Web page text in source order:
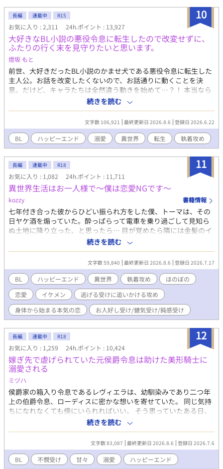
10
長編 連載中 R15
お気に入り : 2,311 24h.ポイント : 13,927
大好きなBL小説の悪役令息に転生したので改変せずに、
ふたりの行く末を見守りたいと思います。
燈坂 もと
前世、大好きだったBL小説のかませ犬である悪役令息に転生した
主人公。お話を改変したくないので、お話通りに動くことを決
意。だけど、キャラたちは全然違う動きを始めて…？！ 本当なら
恋しないはずの悪役令息に恋しちゃった公爵様×思い込みの激し
い転生悪役(?)令息のラブコメです。 ※小説家になろうさんでも連
載を開始しました。 徐々に転載しているので更新はアルファポリ
スさんの方が早いですが、いつか更新が追いついたら同時更新に
なる予定です。
続きを読む
文字数 106,921 最終更新日 2026.8.6 登録日 2026.6.22
BL ハッピーエンド 溺愛 異世界 転生 執着攻め
11
長編 連載中 R18
お気に入り : 1,082 24h.ポイント : 11,711
異世界生活はお一人様で～僕は恋愛NGです～
kozzy 書籍情報
七年付き合った彼からひどい振られ方をした僕、トーマは、その
日ヤケ酒を煽っていた。酔っぱらって電車を乗り過ごして見知ら
ぬ土地に降り立った、と思ったら… 目が覚めたら隣には金髪のイ
ケメンが真っ裸で眠っていた。僕？当然真っ裸だ。 もう勝ち組イ
ケメンに遊ばれるのはまっぴらごめんだ！ そう思った僕は大慌て
でその部屋を逃げ出した。と思ったら… なんか大昔の外国みたい
なところに来ちゃったんだけど、どうしよう！ 取り敢えず現代の
知識を駆使してなんとか生活の基盤を作ったものの、あの時のイ
ケメンがまとわりついて来て… 逃げる受けと追う攻めのお話で
す。 18禁は…保険じゃなくなる予定です。
続きを読む
文字数 59,840 最終更新日 2026.8.6 登録日 2026.7.17
BL ハッピーエンド 異世界 執着攻め
ほのぼの
恋愛
イケメン
逃げる受けに追いかける攻め
身体から始まる本気の恋
お人好し受け/健気受け/鈍感受け
12
長編 連載中 R18
お気に入り : 1,259 24h.ポイント : 10,424
嫁ぎ先で虐げられていた元侯爵令息は助けた美形騎士に
溺愛される
ミヅハ
侯爵家の箱入り令息であるレヴィエラは、幼馴染みであり二つ年
上の伯爵令息、ローディスに密かな想いを寄せていた。 同じ気持
ちになれなくても傍にいられればいい。 そう思っていたある日、
まさかのローディスからプロポーズされ、レヴィエラは一も二も
なく頷いた。 晴れて迎えた結婚式。これからは正式にローディス
と一緒にいられると幸せな気持ちで伯爵家に赴いたレヴィエラ
は、ローディスの恋人と名乗る者に追い出され、敷地の隅にある
小屋に押し込まれる。 悲しみを抱きながらも、持ち前の明るさと
続きを読む
文字数 83,087 最終更新日 2026.8.6 登録日 2026.7.6
BL 不憫受け 甘々 溺愛 ハッピーエンド